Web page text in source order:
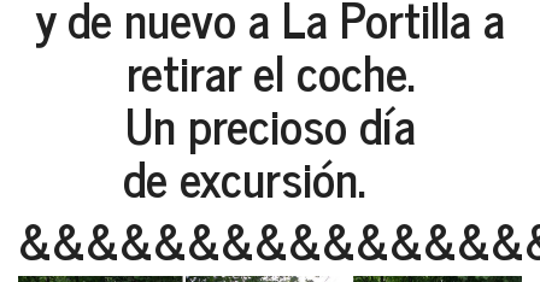
y de nuevo a La Portilla a
retirar el coche.
Un precioso día
de excursión.